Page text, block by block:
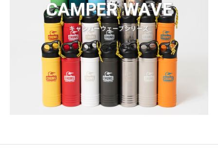
CAMPER WAVE
キャンパーウェーブシリーズ